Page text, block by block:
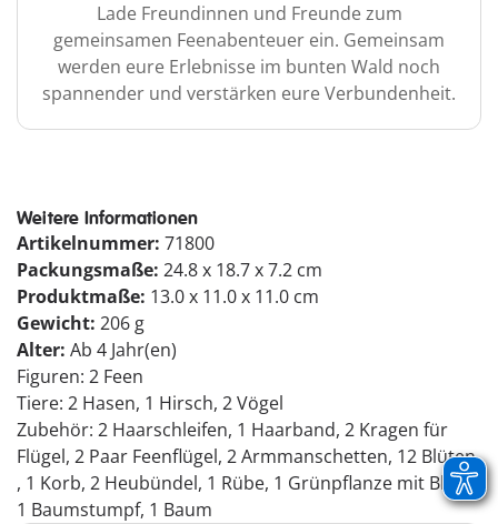
Lade Freundinnen und Freunde zum
gemeinsamen Feenabenteuer ein. Gemeinsam
werden eure Erlebnisse im bunten Wald noch
spannender und verstärken eure Verbundenheit.
Weitere Informationen
Artikelnummer: 71800
Packungsmaße: 24.8 x 18.7 x 7.2 cm
Produktmaße: 13.0 x 11.0 x 11.0 cm
Gewicht: 206 g
Alter: Ab 4 Jahr(en)
Figuren: 2 Feen
Tiere: 2 Hasen, 1 Hirsch, 2 Vögel
Zubehör: 2 Haarschleifen, 1 Haarband, 2 Kragen für
Flügel, 2 Paar Feenflügel, 2 Armmanschetten, 12 Blüten
, 1 Korb, 2 Heubündel, 1 Rübe, 1 Grünpflanze mit Blüte,
1 Baumstumpf, 1 Baum